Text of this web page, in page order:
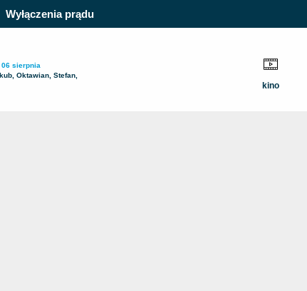
Wyłączenia prądu
06 sierpnia
Oktawian, Stefan,
kino